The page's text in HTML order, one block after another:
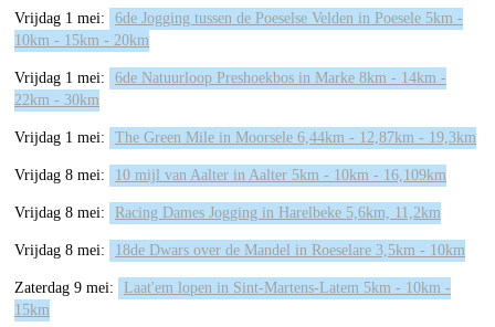
Vrijdag 1 mei:
6de Jogging tussen de Poeselse Velden in Poesele 5km -
10km - 15km - 20km
Vrijdag 1 mei:
6de Natuurloop Preshoekbos in Marke 8km - 14km -
22km - 30km
Vrijdag 1 mei: The Green Mile in Moorsele 6,44km - 12,87km - 19,3km
Vrijdag 8 mei: 10 mijl van Aalter in Aalter 5km - 10km - 16,109km
Vrijdag 8 mei: Racing Dames Jogging in Harelbeke 5,6km, 11,2km
Vrijdag 8 mei: 18de Dwars over de Mandel in Roeselare 3,5km - 10km
Zaterdag 9 mei:
Laat'em lopen in Sint-Martens-Latem 5km - 10km -
15km